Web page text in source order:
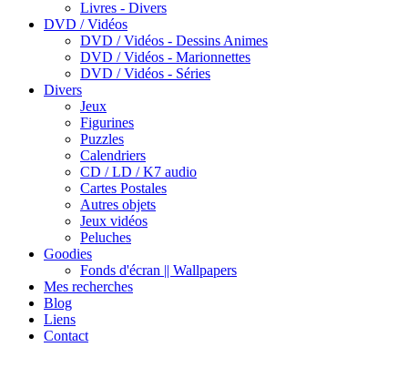
Livres - Divers
DVD / Vidéos
DVD / Vidéos - Dessins Animes
DVD / Vidéos - Marionnettes
DVD / Vidéos - Séries
Divers
Jeux
Figurines
Puzzles
Calendriers
CD / LD / K7 audio
Cartes Postales
Autres objets
Jeux vidéos
Peluches
Goodies
Fonds d'écran || Wallpapers
Mes recherches
Blog
Liens
Contact